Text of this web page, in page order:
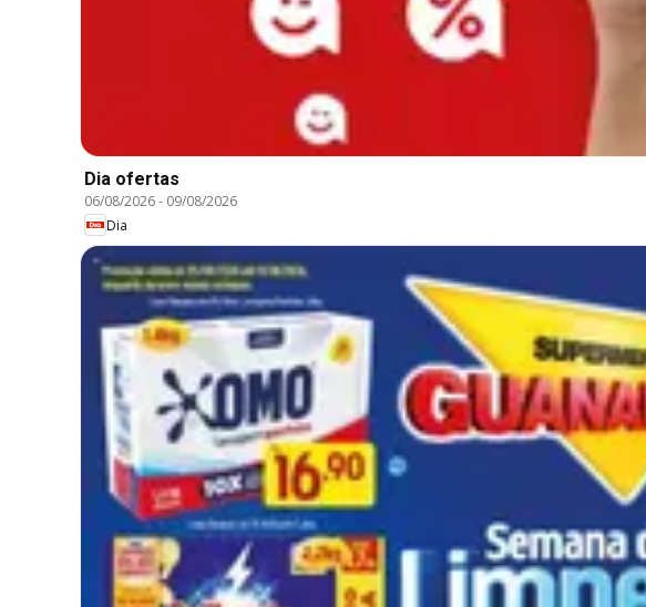
Dia ofertas
06/08/2026- 09/08/2026
Dia